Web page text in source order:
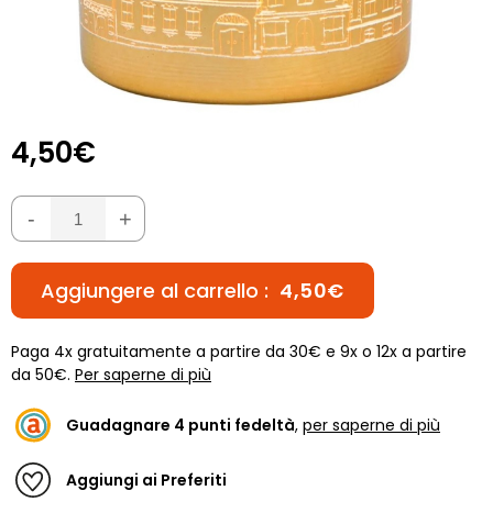
4,50€
- +
Aggiungere al carrello : 4,50€
Paga 4x gratuitamente a partire da 30€ e 9x o 12x a partire
da 50€. Per saperne di più
Guadagnare 4 punti fedeltà, per saperne di più
Aggiungi ai Preferiti